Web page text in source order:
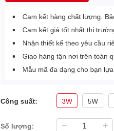
Cam kết hàng chất lượng.
Cam kết giá tốt nhất thị
Nhận thiết kế theo yêu cầu
Giao hàng tận nơi trên toàn
Mẫu mã đa dạng cho bạn
Công suất: 3W 5W
Số lượng: